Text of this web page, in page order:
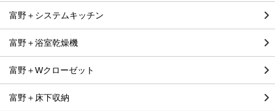
富野＋システムキッチン
富野＋浴室乾燥機
富野＋Wクローゼット
富野＋床下収納